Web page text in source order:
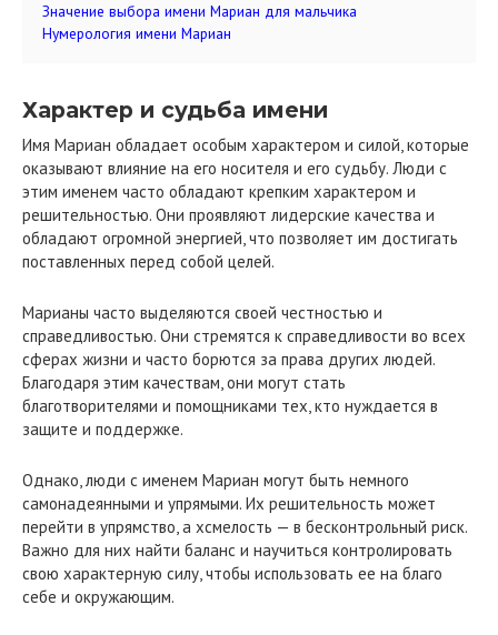
Значение выбора имени Мариан для мальчика
Нумерология имени Мариан
Характер и судьба имени
Имя Мариан обладает особым характером и силой, которые
оказывают влияние на его носителя и его судьбу. Люди с
этим именем часто обладают крепким характером и
решительностью. Они проявляют лидерские качества и
обладают огромной энергией, что позволяет им достигать
поставленных перед собой целей.
Марианы часто выделяются своей честностью и
справедливостью. Они стремятся к справедливости во всех
сферах жизни и часто борются за права других людей.
Благодаря этим качествам, они могут стать
благотворителями и помощниками тех, кто нуждается в
защите и поддержке.
Однако, люди с именем Мариан могут быть немного
самонадеянными и упрямыми. Их решительность может
перейти в упрямство, а хсмелость — в бесконтрольный риск.
Важно для них найти баланс и научиться контролировать
свою характерную силу, чтобы использовать ее на благо
себе и окружающим.